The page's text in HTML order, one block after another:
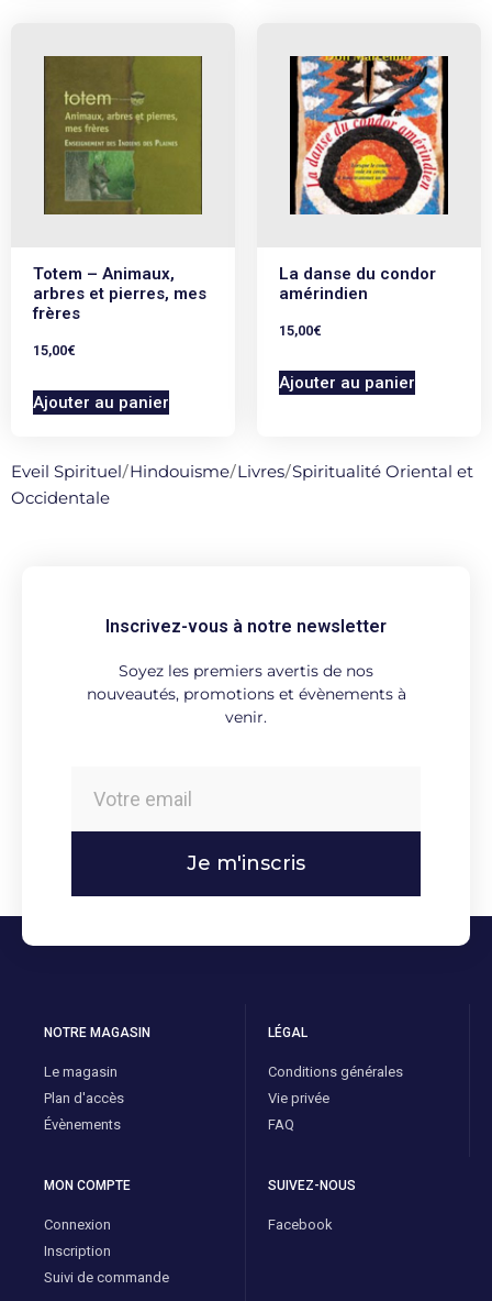
Totem – Animaux,
arbres et pierres, mes
frères
15,00€
Ajouter au panier
La danse du condor
amérindien
15,00€
Ajouter au panier
Eveil Spirituel/Hindouisme/Livres/Spiritualité Oriental et
Occidentale
Inscrivez-vous à notre newsletter
Soyez les premiers avertis de nos
nouveautés, promotions et évènements à
venir.
Je m'inscris
NOTRE MAGASIN
Le magasin
Plan d'accès
Évènements
LÉGAL
Conditions générales
Vie privée
FAQ
MON COMPTE
Connexion
Inscription
Suivi de commande
SUIVEZ-NOUS
Facebook